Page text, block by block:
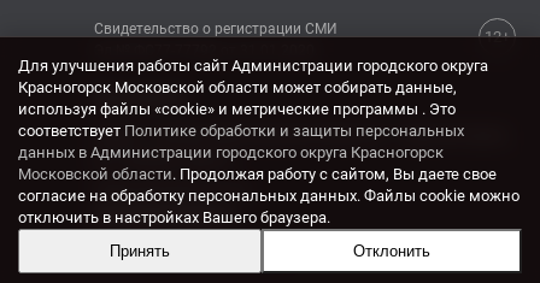
12+
Свидетельство о регистрации СМИ
КОНТАКТЫ
Адрес: 143404, Московская область, г. Красногорск,
ул. Ленина, дом 4.
Электронная почта:
krasrn@mosreg.ru
Разработка и поддержка сайта ADN
Для улучшения работы сайт Администрации городского округа
Красногорск Московской области может собирать данные,
используя файлы «cookie» и метрические программы . Это
соответствует Политике обработки и защиты персональных
данных в Администрации городского округа Красногорск
Московской области. Продолжая работу с сайтом, Вы даете свое
согласие на обработку персональных данных. Файлы cookie можно
отключить в настройках Вашего браузера.
Принять
Отклонить